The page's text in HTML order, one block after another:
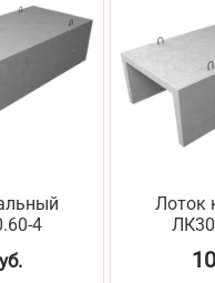
4
Лоток